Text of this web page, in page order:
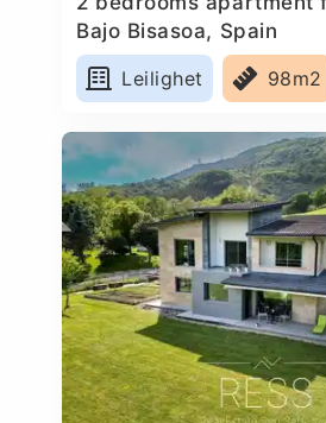
Bajo Bisasoa, Spain
Leilighet
98m2